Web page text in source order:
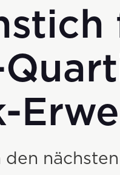
Geschichte